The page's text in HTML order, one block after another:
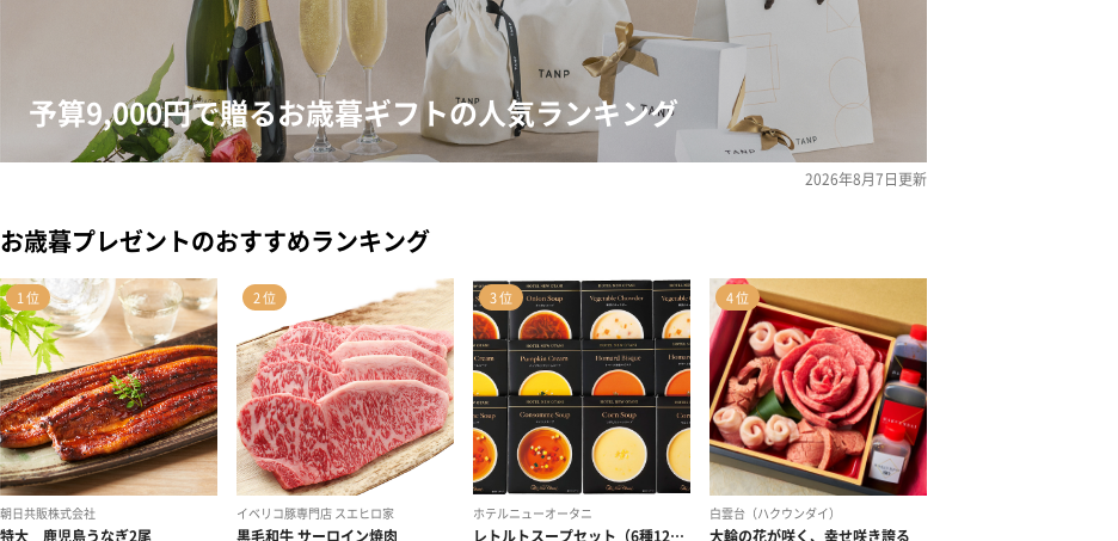
予算9,000円で贈るお歳暮ギフトの人気ランキング
2026年8月7日更新
お歳暮プレゼントのおすすめランキング